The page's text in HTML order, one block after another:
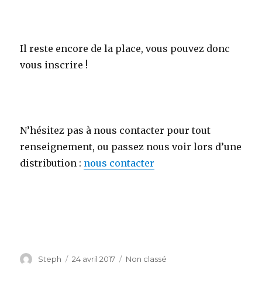
Il reste encore de la place, vous pouvez donc
vous inscrire !
N’hésitez pas à nous contacter pour tout
renseignement, ou passez nous voir lors d’une
distribution : nous contacter
Auteur
Steph
Publié
24 avril 2017 Catégories
Non classé